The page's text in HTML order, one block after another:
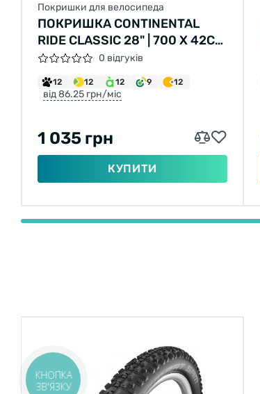
Покришки для велосипеда
ПОКРИШКА CONTINENTAL
RIDE CLASSIC 28" | 700 X 42C
(40C) | 28 X 1.60 СІРА, НЕ
СКЛАДНА
0 відгуків
12 12 12 9 12
від 86.25 грн/міс
1 035 грн
КУПИТИ
КНОПКА
ЗВ'ЯЗКУ